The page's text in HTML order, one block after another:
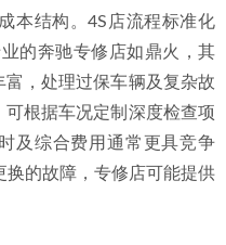
主提供从日常保养、故障
解决方案，旨在成为4S店
比的优质选择。
用Q&A